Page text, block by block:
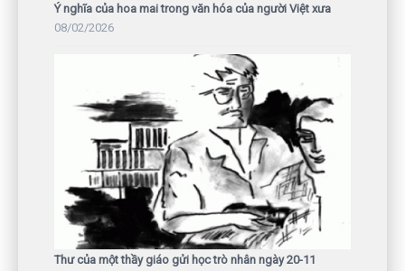
Ý nghĩa của hoa mai trong văn hóa của người Việt xưa
08/02/2026
Thư của một thầy giáo gửi học trò nhân ngày 20-11